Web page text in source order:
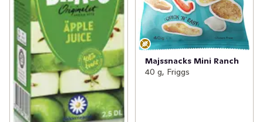
Majssnacks Mini Ranch
40 g, Friggs